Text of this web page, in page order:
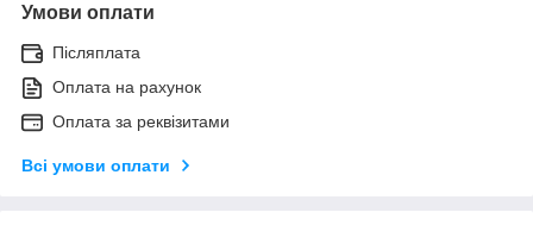
Умови оплати
Післяплата
Оплата на рахунок
Оплата за реквізитами
Всі умови оплати